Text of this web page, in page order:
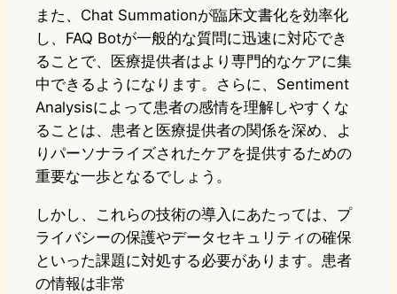
また、Chat Summationが臨床文書化を効率化
し、FAQ Botが一般的な質問に迅速に対応でき
ることで、医療提供者はより専門的なケアに集
中できるようになります。さらに、Sentiment
Analysisによって患者の感情を理解しやすくな
ることは、患者と医療提供者の関係を深め、よ
りパーソナライズされたケアを提供するための
重要な一歩となるでしょう。
しかし、これらの技術の導入にあたっては、プ
ライバシーの保護やデータセキュリティの確保
といった課題に対処する必要があります。患者
の情報は非常